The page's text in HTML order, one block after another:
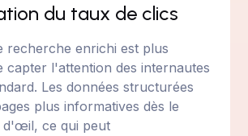
du taux de clics
recherche enrichi est plus
capter l'attention des internautes
Les données structurées
plus informatives dès le
d'œil, ce qui peut